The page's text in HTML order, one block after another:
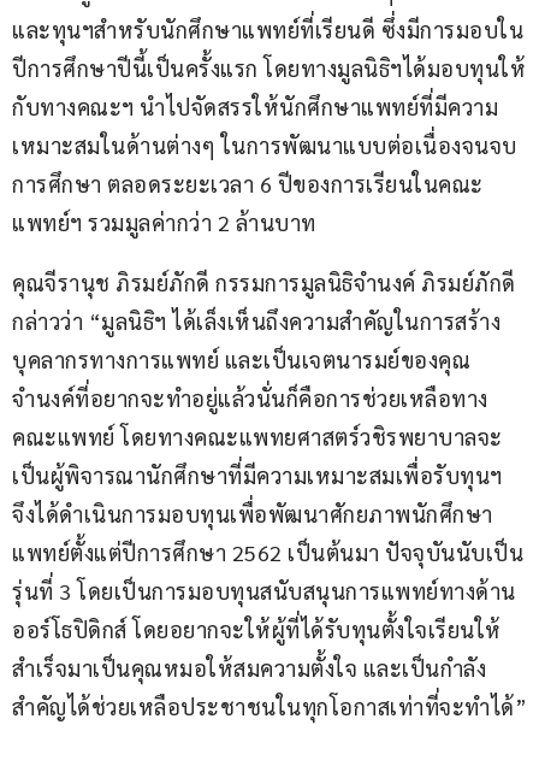
และทุนฯสำหรับนักศึกษาแพทย์ที่เรียนดี ซึ่งมีการมอบใน
ปีการศึกษาปีนี้เป็นครั้งแรก โดยทางมูลนิธิฯได้มอบทุนให้
กับทางคณะฯ นำไปจัดสรรให้นักศึกษาแพทย์ที่มีความ
เหมาะสมในด้านต่างๆ ในการพัฒนาแบบต่อเนื่องจนจบ
การศึกษา ตลอดระยะเวลา 6 ปีของการเรียนในคณะ
แพทย์ฯ รวมมูลค่ากว่า 2 ล้านบาท
คุณจีรานุช ภิรมย์ภักดี กรรมการมูลนิธิจำนงค์ ภิรมย์ภักดี
กล่าวว่า “มูลนิธิฯ ได้เล็งเห็นถึงความสำคัญในการสร้าง
บุคลากรทางการแพทย์ และเป็นเจตนารมย์ของคุณ
จำนงค์ที่อยากจะทำอยู่แล้วนั่นก็คือการช่วยเหลือทาง
คณะแพทย์ โดยทางคณะแพทยศาสตร์วชิรพยาบาลจะ
เป็นผู้พิจารณานักศึกษาที่มีความเหมาะสมเพื่อรับทุนฯ
จึงได้ดำเนินการมอบทุนเพื่อพัฒนาศักยภาพนักศึกษา
แพทย์ตั้งแต่ปีการศึกษา 2562 เป็นต้นมา ปัจจุบันนับเป็น
รุ่นที่ 3 โดยเป็นการมอบทุนสนับสนุนการแพทย์ทางด้าน
ออร์โธปิดิกส์ โดยอยากจะให้ผู้ที่ได้รับทุนตั้งใจเรียนให้
สำเร็จมาเป็นคุณหมอให้สมความตั้งใจ และเป็นกำลัง
สำคัญได้ช่วยเหลือประชาชนในทุกโอกาสเท่าที่จะทำได้”